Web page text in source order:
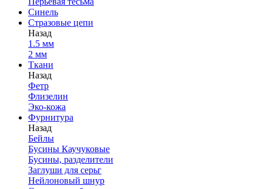
Синель
Стразовые цепи
Назад
1.5 мм
2 мм
Ткани
Назад
Фетр
Флизелин
Эко-кожа
Фурнитура
Назад
Бейлы
Бусины Каучуковые
Бусины, разделители
Заглуши для серьг
Нейлоновый шнур